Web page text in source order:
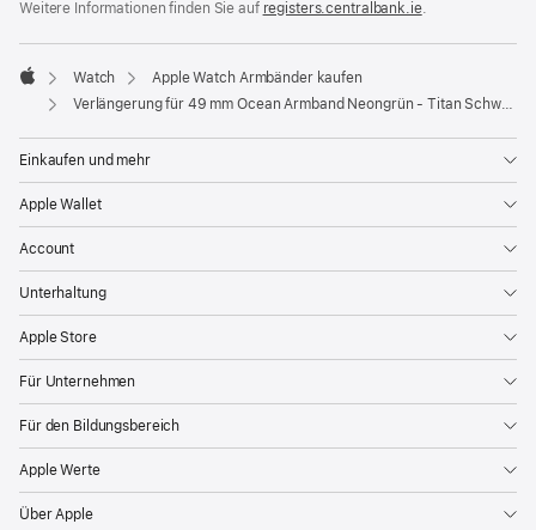
Weitere Informationen finden Sie auf registers.centralbank.ie(Öffnet
neues
.
Apple
Watch
Apple Watch Armbänder kaufen
Verlängerung für 49 mm Ocean Armband Neongrün - Titan Schwarz
Einkaufen und mehr
Apple Wallet
Account
Unterhaltung
Apple Store
Für Unternehmen
Für den Bildungsbereich
Apple Werte
Über Apple